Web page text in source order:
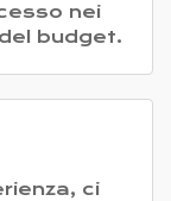
nei
budget.
ci